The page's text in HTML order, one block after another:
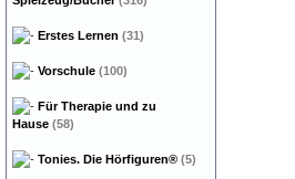
Erstes Lernen (31)
Vorschule (100)
Für Therapie und zu
Hause (58)
Tonies. Die Hörfiguren® (5)